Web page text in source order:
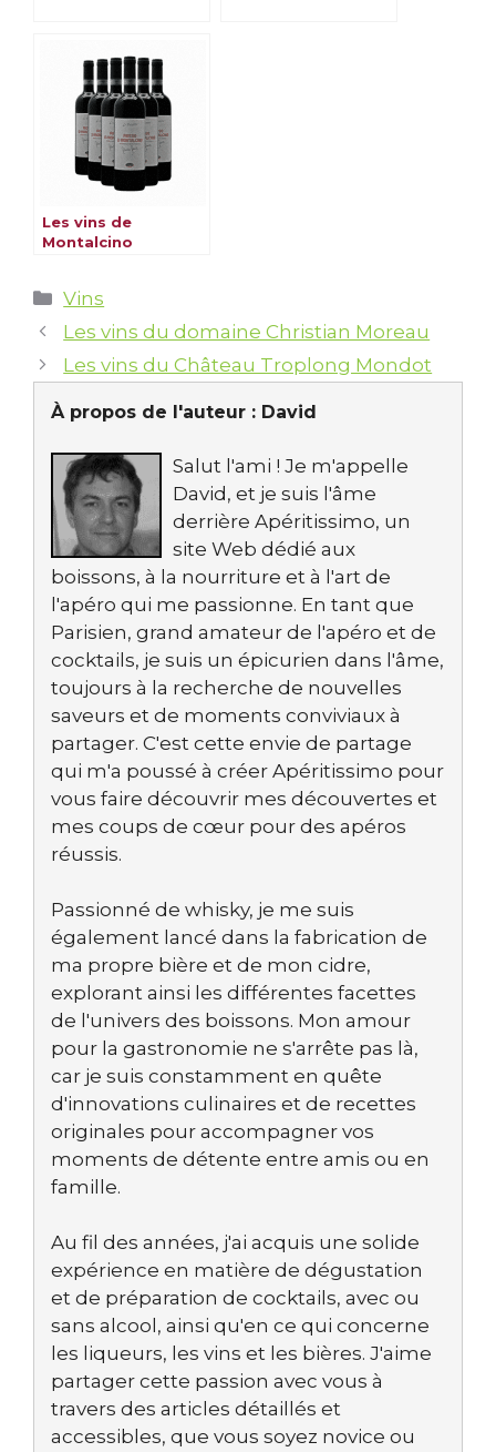
Les vins de
Montalcino
Catégories
Vins
Les vins du domaine Christian Moreau
Les vins du Château Troplong Mondot
À propos de l'auteur : David
Salut l'ami ! Je m'appelle
David, et je suis l'âme
derrière Apéritissimo, un
site Web dédié aux
boissons, à la nourriture et à l'art de
l'apéro qui me passionne. En tant que
Parisien, grand amateur de l'apéro et de
cocktails, je suis un épicurien dans l'âme,
toujours à la recherche de nouvelles
saveurs et de moments conviviaux à
partager. C'est cette envie de partage
qui m'a poussé à créer Apéritissimo pour
vous faire découvrir mes découvertes et
mes coups de cœur pour des apéros
réussis.
Passionné de whisky, je me suis
également lancé dans la fabrication de
ma propre bière et de mon cidre,
explorant ainsi les différentes facettes
de l'univers des boissons. Mon amour
pour la gastronomie ne s'arrête pas là,
car je suis constamment en quête
d'innovations culinaires et de recettes
originales pour accompagner vos
moments de détente entre amis ou en
famille.
Au fil des années, j'ai acquis une solide
expérience en matière de dégustation
et de préparation de cocktails, avec ou
sans alcool, ainsi qu'en ce qui concerne
les liqueurs, les vins et les bières. J'aime
partager cette passion avec vous à
travers des articles détaillés et
accessibles, que vous soyez novice ou